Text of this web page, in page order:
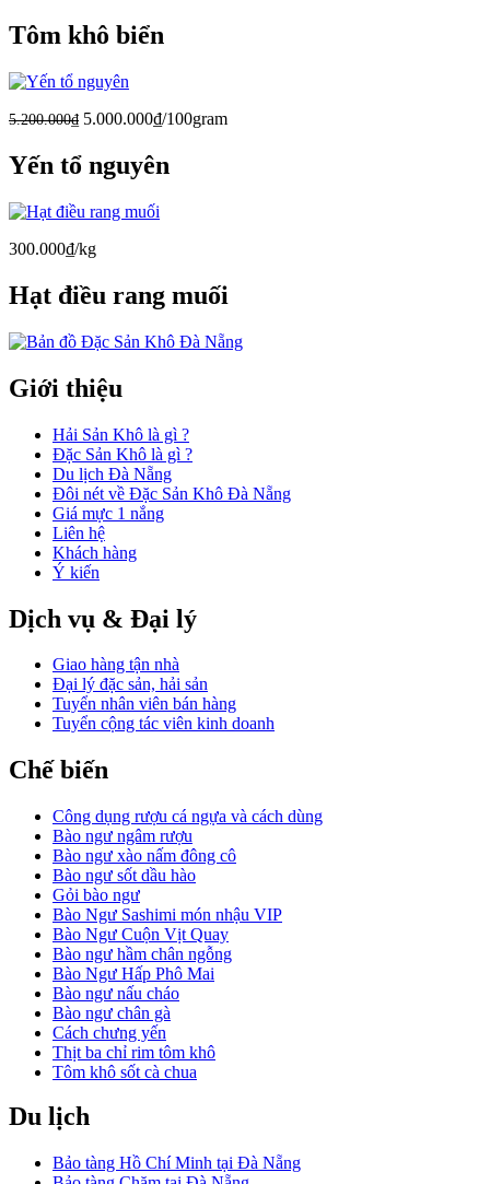
Tôm khô biển
5.200.000₫ 5.000.000₫/100gram
Yến tổ nguyên
300.000₫/kg
Hạt điều rang muối
Giới thiệu
Hải Sản Khô là gì ?
Đặc Sản Khô là gì ?
Du lịch Đà Nẵng
Đôi nét về Đặc Sản Khô Đà Nẵng
Giá mực 1 nắng
Liên hệ
Khách hàng
Ý kiến
Dịch vụ & Đại lý
Giao hàng tận nhà
Đại lý đặc sản, hải sản
Tuyển nhân viên bán hàng
Tuyển cộng tác viên kinh doanh
Chế biến
Công dụng rượu cá ngựa và cách dùng
Bào ngư ngâm rượu
Bào ngư xào nấm đông cô
Bào ngư sốt dầu hào
Gỏi bào ngư
Bào Ngư Sashimi món nhậu VIP
Bào Ngư Cuộn Vịt Quay
Bào ngư hầm chân ngỗng
Bào Ngư Hấp Phô Mai
Bào ngư nấu cháo
Bào ngư chân gà
Cách chưng yến
Thịt ba chỉ rim tôm khô
Tôm khô sốt cà chua
Bí đỏ xào tôm khô
Đậu que xào tôm khô
Bánh bèo tôm khô thịt xay
Bún riêu tôm khô
Du lịch
Bảo tàng Hồ Chí Minh tại Đà Nẵng